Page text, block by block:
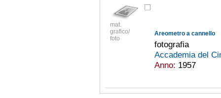
mat.
grafico/
foto
Areometro a cannello
fotografia
Accademia del
Anno: 1957